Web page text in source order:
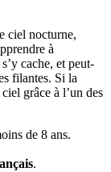
ciel nocturne,
à
cache, et peut-
filantes. Si la
grâce à l’un des
de 8 ans.
.